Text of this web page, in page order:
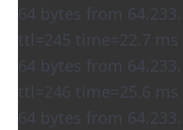
64 bytes from
ttl=245 time=22.7 ms
64 bytes from
ttl=246 time=25.6 ms
64 bytes from